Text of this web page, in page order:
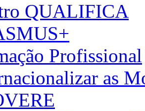
QUALIFICA
Profissional
as